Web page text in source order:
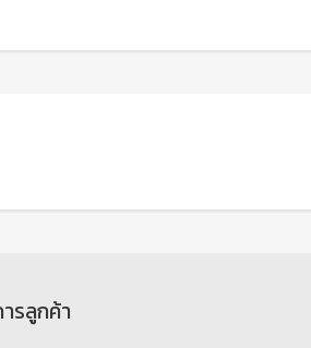
รลูกค้า